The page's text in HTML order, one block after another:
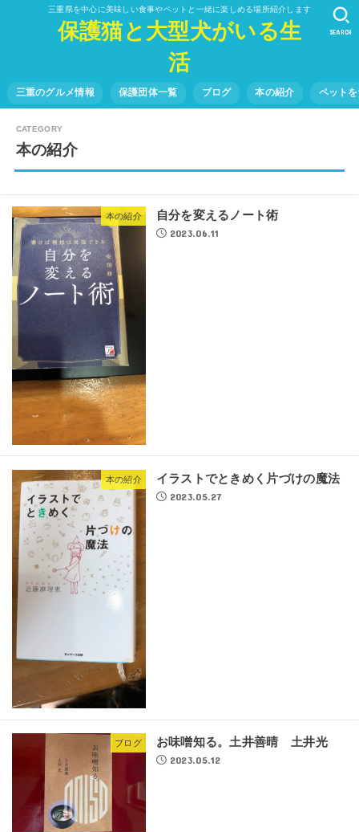
三重県を中心に美味しい食事やペットと一緒に楽しめる場所紹介します
保護猫と大型犬がいる生
活
三重のグルメ情報 保護団体一覧 ブログ 本の紹介 ペット
SEARCH
本の紹介
本の紹介 自分を変えるノート術
2023.06.11
本の紹介 イラストでときめく片づけの魔法
2023.05.27
ブログ お味噌知る。土井善晴 土井光
2023.05.12